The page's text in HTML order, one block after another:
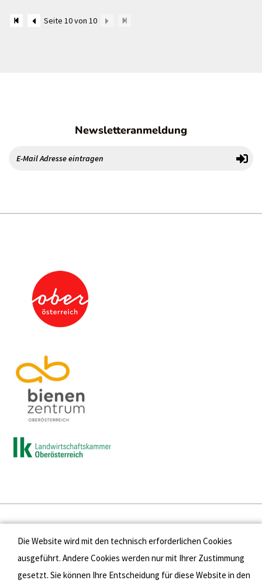
Seite 10 von 10
Newsletteranmeldung
Presse
Kontakt
Datenschutz
Die Website wird mit den technisch erforderlichen Cookies
ausgeführt. Andere Cookies werden nur mit Ihrer Zustimmung
gesetzt. Sie können Ihre Entscheidung für diese Website in den